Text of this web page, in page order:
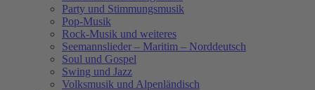
Party und Stimmungsmusik
Pop-Musik
Rock-Musik und weiteres
Seemannslieder – Maritim – Norddeutsch
Soul und Gospel
Swing und Jazz
Volksmusik und Alpenländisch